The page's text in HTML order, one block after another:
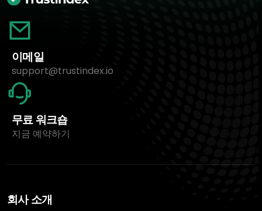
이메일
support@trustindex.io
무료 워크숍
지금 예약하기
회사 소개